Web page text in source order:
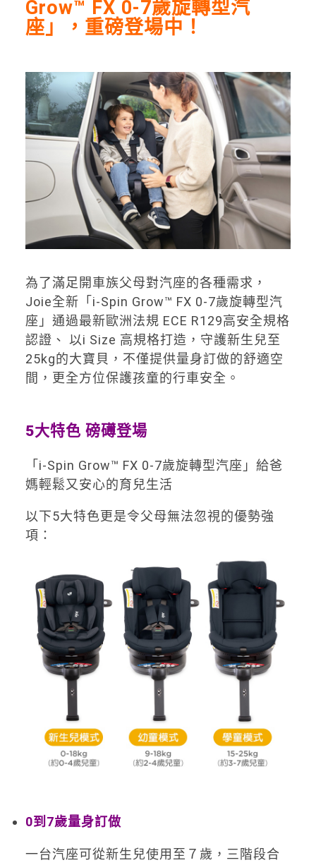
Grow™ FX 0-7歲旋轉型汽
座」，重磅登場中！
為了滿足開車族父母對汽座的各種需求，
Joie全新「i-Spin Grow™ FX 0-7歲旋轉型汽
座」通過最新歐洲法規 ECE R129高安全規格
認證、 以i Size 高規格打造，守護新生兒至
25kg的大寶貝，不僅提供量身訂做的舒適空
間，更全方位保護孩童的行車安全。
5大特色 磅礡登場
「i-Spin Grow™ FX 0-7歲旋轉型汽座」給爸
媽輕鬆又安心的育兒生活
以下5大特色更是令父母無法忽視的優勢強
項：
0到7歲量身訂做
一台汽座可從新生兒使用至７歲，三階段合